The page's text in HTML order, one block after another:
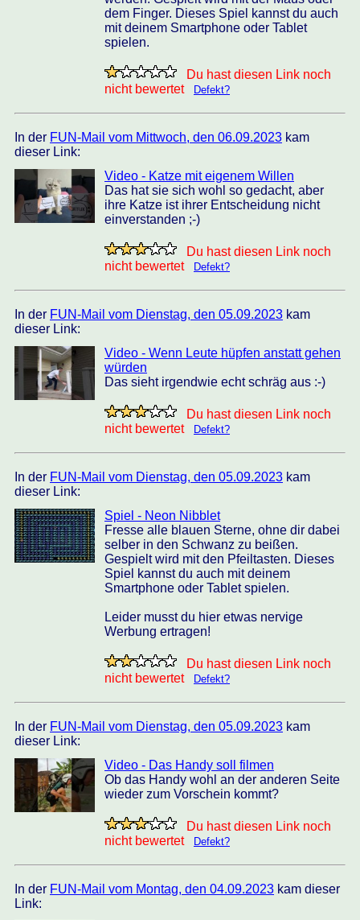
dem Finger. Dieses Spiel kannst du auch
mit deinem Smartphone oder Tablet
spielen.
Du hast diesen Link noch
nicht bewertet
Defekt?
In der FUN-Mail vom Mittwoch, den 06.09.2023 kam
dieser Link:
Video - Katze mit eigenem Willen
Das hat sie sich wohl so gedacht, aber
ihre Katze ist ihrer Entscheidung nicht
einverstanden ;-)
Du hast diesen Link noch
nicht bewertet
Defekt?
In der FUN-Mail vom Dienstag, den 05.09.2023 kam
dieser Link:
Video - Wenn Leute hüpfen anstatt gehen
würden
Das sieht irgendwie echt schräg aus :-)
Du hast diesen Link noch
nicht bewertet
Defekt?
In der FUN-Mail vom Dienstag, den 05.09.2023 kam
dieser Link:
Spiel - Neon Nibblet
Fresse alle blauen Sterne, ohne dir dabei
selber in den Schwanz zu beißen.
Gespielt wird mit den Pfeiltasten. Dieses
Spiel kannst du auch mit deinem
Smartphone oder Tablet spielen.
Leider musst du hier etwas nervige
Werbung ertragen!
Du hast diesen Link noch
nicht bewertet
Defekt?
In der FUN-Mail vom Dienstag, den 05.09.2023 kam
dieser Link:
Video - Das Handy soll filmen
Ob das Handy wohl an der anderen Seite
wieder zum Vorschein kommt?
Du hast diesen Link noch
nicht bewertet
Defekt?
In der FUN-Mail vom Montag, den 04.09.2023 kam dieser
Link: